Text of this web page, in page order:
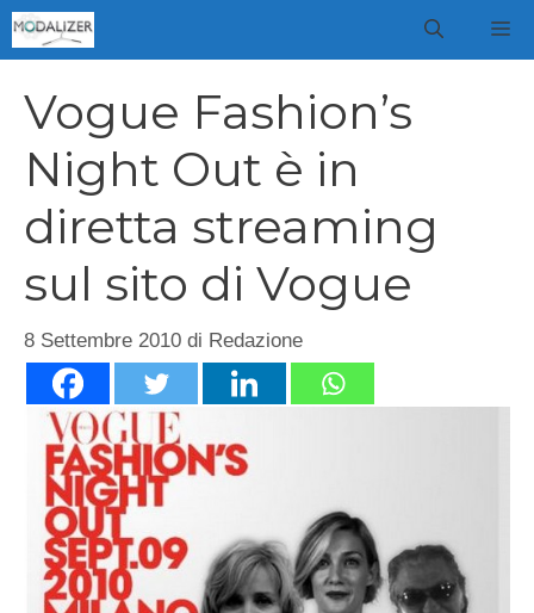
Vai
al
Vogue Fashion’s
Night Out è in
diretta streaming
sul sito di Vogue
8 Settembre 2010 di Redazione